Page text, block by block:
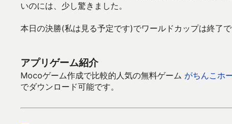
いのには、少し驚きました。
本日の決勝(私は見る予定です)でワールドカップは終了
アプリゲーム紹介
Mocoゲーム作成で比較的人気の無料ゲーム がちんこホ
でダウンロード可能です。